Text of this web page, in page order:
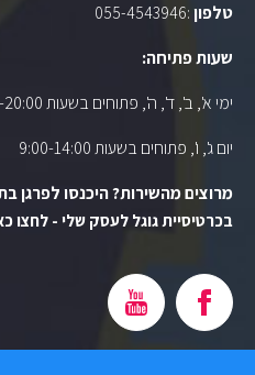
טלפון:
055-4543946
שעות פתיחה:
ימי א', ב', ד', ה', פתוחים בשעות 9:00-20:00
יום ג', ו', פתוחים בשעות 9:00-14:00
מרוצים מהשירות? היכנסו לפרגן
בכרטיסיית גוגל לעסק שלי - לחצו